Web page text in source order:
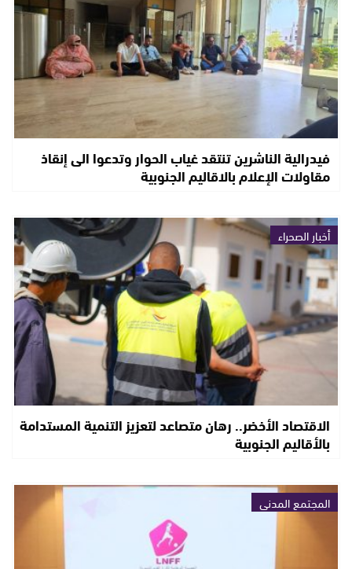
فيدرالية الناشرين تنتقد غياب الحوار وتدعوا الى إنقاذ
مقاولات الإعلام بالاقاليم الجنوبية
أخبار الصحراء
الاقتصاد الأخضر.. رهان متصاعد لتعزيز التنمية المستدامة
بالأقاليم الجنوبية
المجتمع المدني